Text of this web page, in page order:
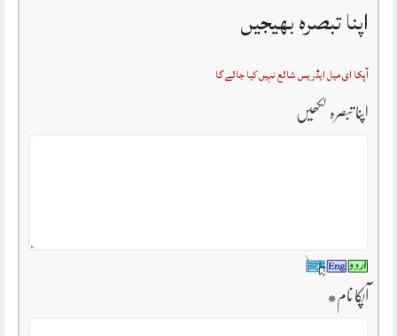
اپنا تبصرہ بھیجیں
آپکا ای میل ایڈریس شائع نہیں کیا جائے گا
اپنا تبصرہ لکھیں
آپکا نام*